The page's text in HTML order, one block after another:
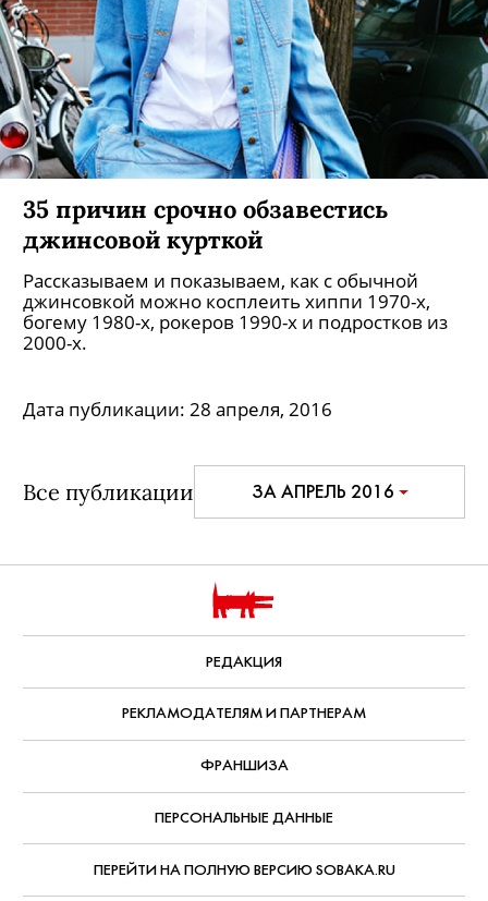
35 причин срочно обзавестись
джинсовой курткой
Рассказываем и показываем, как с обычной
джинсовкой можно косплеить хиппи 1970-х,
богему 1980-х, рокеров 1990-х и подростков из
2000-х.
Дата публикации: 28 апреля, 2016
Все публикации ЗА АПРЕЛЬ 2016
РЕДАКЦИЯ
РЕКЛАМОДАТЕЛЯМ И ПАРТНЕРАМ
ФРАНШИЗА
ПЕРСОНАЛЬНЫЕ ДАННЫЕ
ПЕРЕЙТИ НА ПОЛНУЮ ВЕРСИЮ SOBAKA.RU